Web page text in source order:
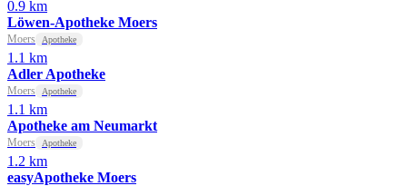
0.9 km
Löwen-Apotheke Moers
Moers Apotheke
1.1 km
Adler Apotheke
Moers Apotheke
1.1 km
Apotheke am Neumarkt
Moers Apotheke
1.2 km
easyApotheke Moers